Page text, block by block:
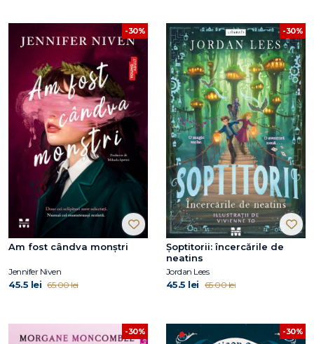
-30%
Am fost cândva monștri
Jennifer Niven
45.5 lei 65.00 lei
-30%
Şoptitorii: încercările de
neatins
Jordan Lees
45.5 lei 65.00 lei
-30% -30%